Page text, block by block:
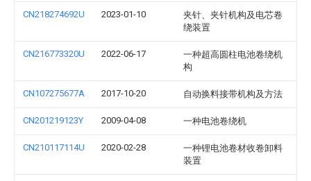
CN218274692U 2023-01-10
夹针、夹针机构及电芯卷
绕装置
CN216773320U 2022-06-17
一种超高圆柱电池卷绕机
构
CN107275677A 2017-10-20 自动换料接带机构及方法
CN201219123Y 2009-04-08 一种电池卷绕机
CN210117114U 2020-02-28
一种锂电池卷材收卷卸料
装置